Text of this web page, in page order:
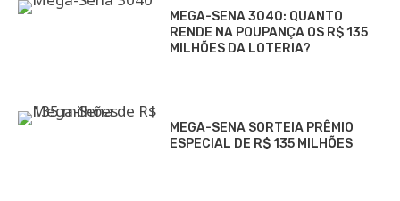
MEGA-SENA 3040: QUANTO
RENDE NA POUPANÇA OS R$ 135
MILHÕES DA LOTERIA?
MEGA-SENA SORTEIA PRÊMIO
ESPECIAL DE R$ 135 MILHÕES